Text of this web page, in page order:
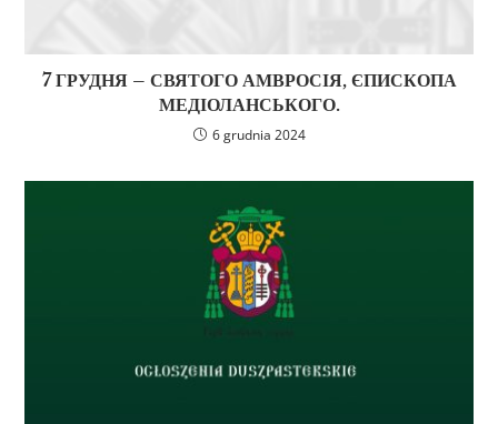
7 ГРУДНЯ – СВЯТОГО АМВРОСІЯ, ЄПИСКОПА
МЕДІОЛАНСЬКОГО.
6 grudnia 2024